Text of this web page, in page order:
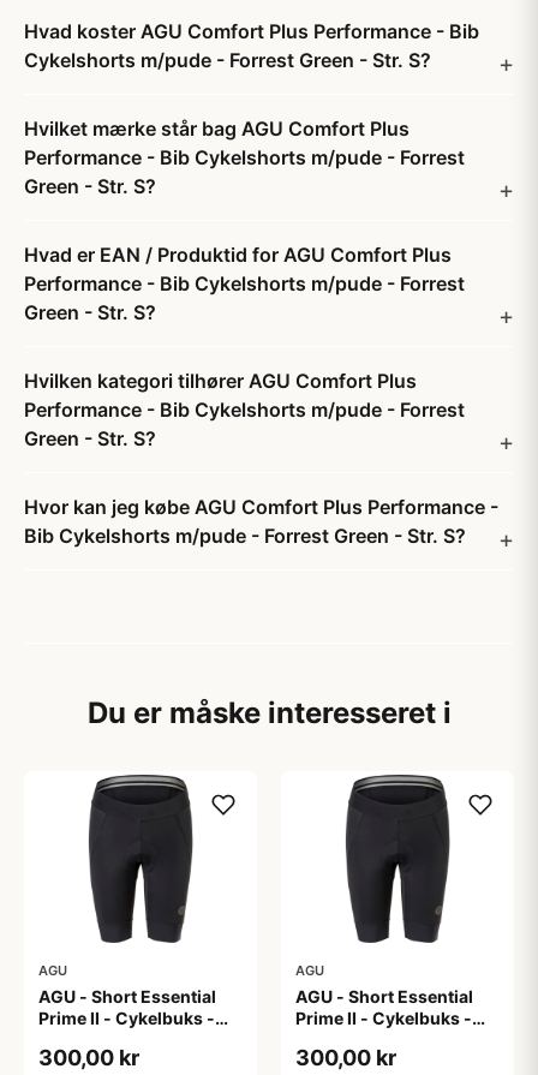
Hvad koster AGU Comfort Plus Performance - Bib
Cykelshorts m/pude - Forrest Green - Str. S?
Hvilket mærke står bag AGU Comfort Plus
Performance - Bib Cykelshorts m/pude - Forrest
Green - Str. S?
Hvad er EAN / Produktid for AGU Comfort Plus
Performance - Bib Cykelshorts m/pude - Forrest
Green - Str. S?
Hvilken kategori tilhører AGU Comfort Plus
Performance - Bib Cykelshorts m/pude - Forrest
Green - Str. S?
Hvor kan jeg købe AGU Comfort Plus Performance -
Bib Cykelshorts m/pude - Forrest Green - Str. S?
Du er måske interesseret i
AGU
AGU - Short Essential
Prime II - Cykelbuks -
300,00 kr
AGU
AGU - Short Essential
Prime II - Cykelbuks -
300,00 kr